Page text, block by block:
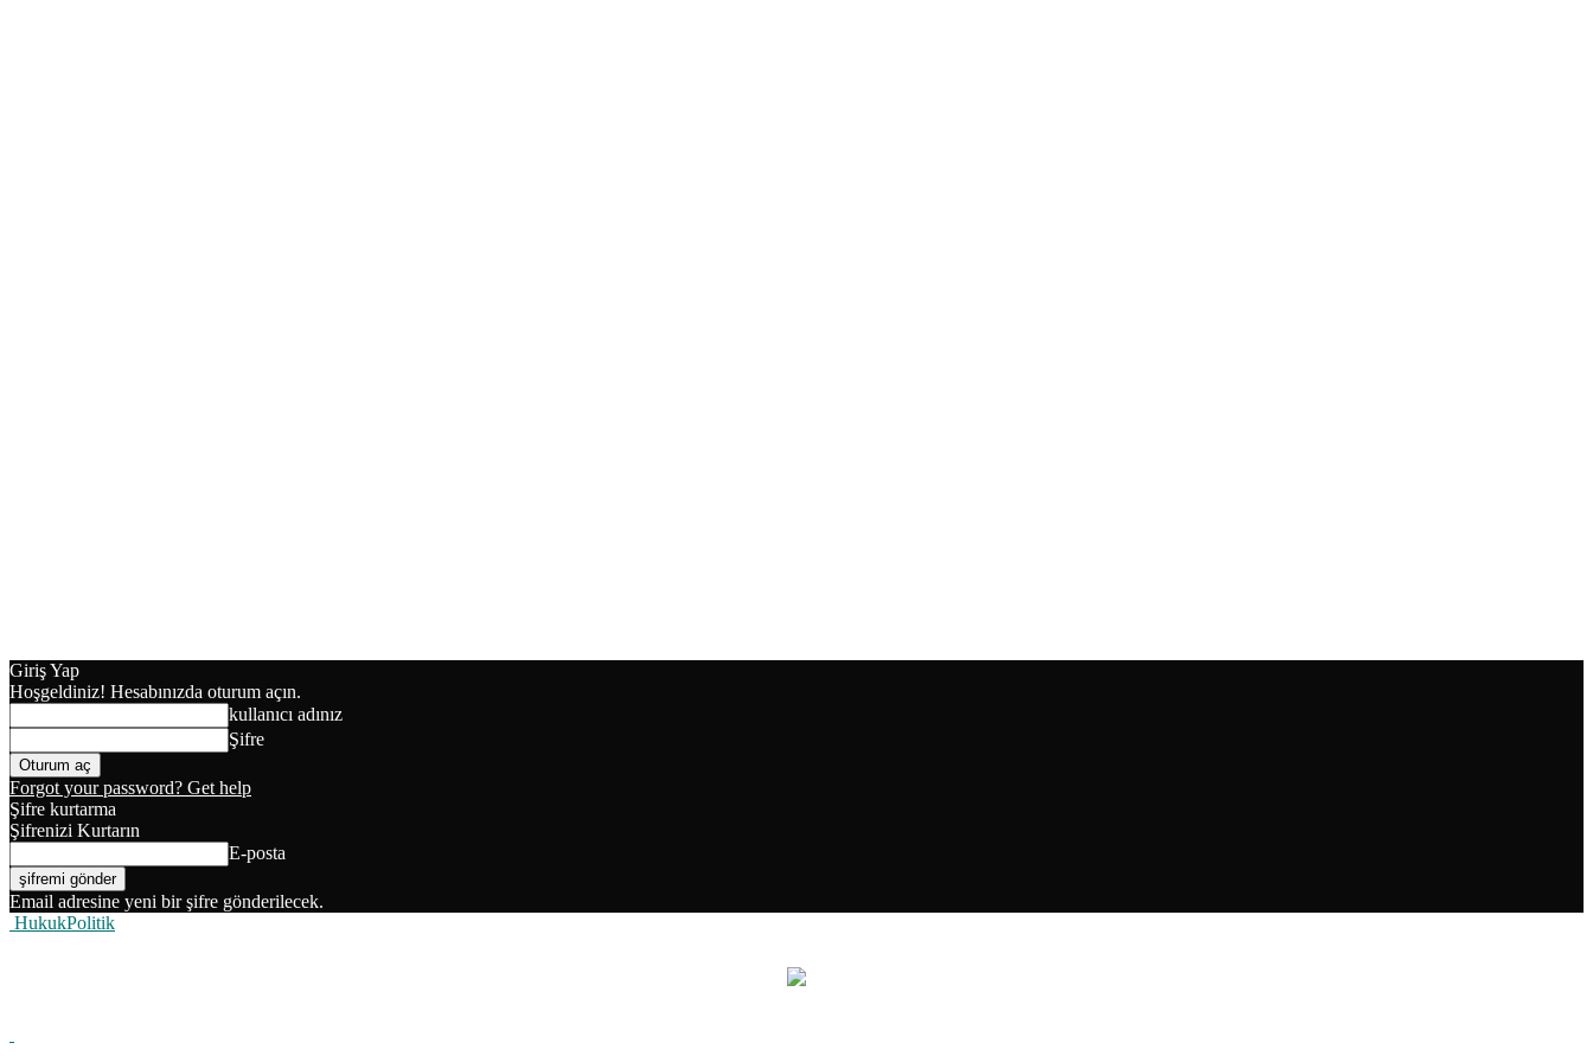
Giriş Yap
Hoşgeldiniz! Hesabınızda oturum açın.
kullanıcı adınız
Şifre
Forgot your password? Get help
Şifre kurtarma
Şifrenizi Kurtarın
E-posta
Email adresine yeni bir şifre gönderilecek.
HukukPolitik